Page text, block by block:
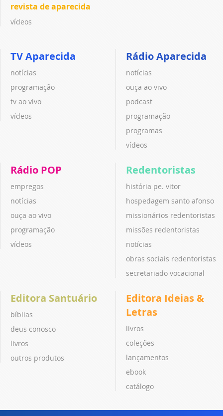
revista de aparecida
vídeos
TV Aparecida
notícias
programação
tv ao vivo
vídeos
Rádio Aparecida
notícias
ouça ao vivo
podcast
programação
programas
vídeos
Rádio POP
empregos
notícias
ouça ao vivo
programação
vídeos
Redentoristas
história pe. vitor
hospedagem santo afonso
missionários redentoristas
missões redentoristas
notícias
obras sociais redentoristas
secretariado vocacional
Editora Santuário
bíblias
deus conosco
livros
outros produtos
Editora Ideias &
Letras
livros
coleções
lançamentos
ebook
catálogo